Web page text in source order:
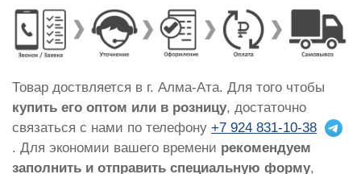
Товар доствляется в г. Алма-Ата. Для того чтобы
купить его оптом или в розницу, достаточно
связаться с нами по телефону +7 924 831-10-38
. Для экономии вашего времени рекомендуем
заполнить и отправить специальную форму,